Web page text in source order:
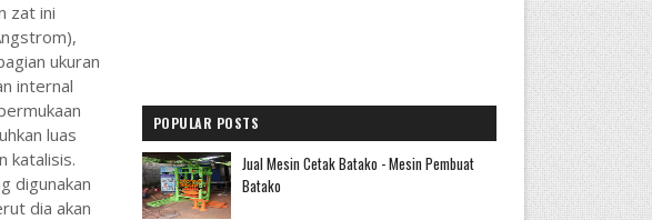
zat ini
ukuran
internal
luas
katalisis.
digunakan
dia akan
POPULAR POSTS
Jual Mesin Cetak Batako - Mesin Pembuat
Batako